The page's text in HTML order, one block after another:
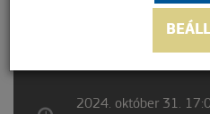
VADASPARKI
2024. október 31.